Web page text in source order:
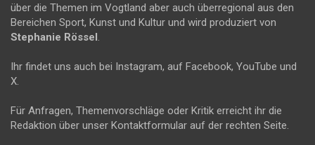
über die Themen im Vogtland aber auch überregional aus den
Bereichen Sport, Kunst und Kultur und wird produziert von
Stephanie Rössel.
Ihr findet uns auch bei Instagram, auf Facebook, YouTube und
X.
Für Anfragen, Themenvorschläge oder Kritik erreicht ihr die
Redaktion über unser Kontaktformular auf der rechten Seite.